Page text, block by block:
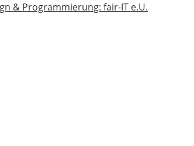
& Programmierung: fair-IT e.U.